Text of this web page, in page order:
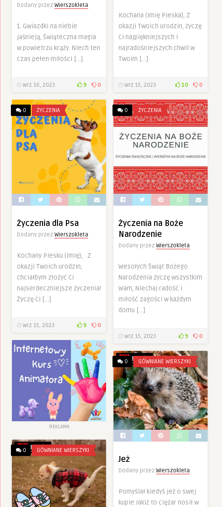
Dodany przez Wierszokleta
1. Gwiazdki na niebie
jaśnieją, Świąteczna magia
w powietrzu krąży. Niech ten
czas pełen miłości […]
wrz 16, 2023 9 0
Kochana (Imię Pieska), Z
okazji Twoich urodzin, życzę
Ci najpiękniejszych i
najradośniejszych chwil w
Twoim […]
wrz 15, 2023 10 0
0 ŻYCZENIA
Życzenia dla Psa
Dodany przez Wierszokleta
Kochany Piesku (imię), Z
okazji Twoich urodzin,
chciałbym złożyć Ci
najserdeczniejsze życzenia!
Życzę Ci […]
wrz 15, 2023 9 0
0 ŻYCZENIA
Życzenia na Boże
Narodzenie
Dodany przez Wierszokleta
Wesołych Świąt Bożego
Narodzenia życzę wszystkim
Wam, Niechaj radość i
miłość zagości w każdym
domu […]
wrz 15, 2023 9 0
REKLAMA
0 GÓWNIANE WIERSZYKI
Jeż
Dodany przez Wierszokleta
Pomyślał kiedyś jeż o swej
kupie Jakiż to ciężar nosił w
0 GÓWNIANE WIERSZYKI